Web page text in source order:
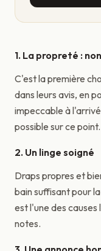
1. La propreté :
C'est la première
dans leurs avis, en
impeccable à
possible sur ce point.
2. Un linge soigné
Draps propres et
bain suffisant pour
est l'une des
notes.